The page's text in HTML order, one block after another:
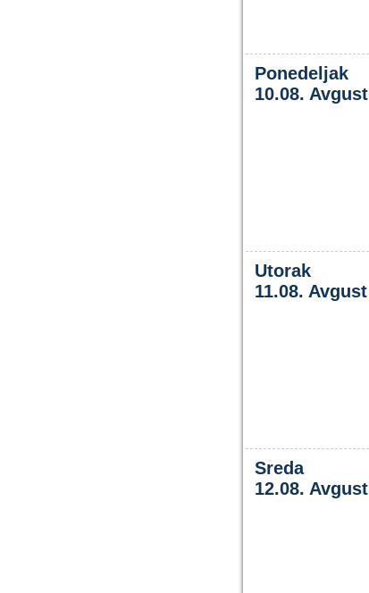
Ponedeljak
10.08. Avgust
Utorak
11.08. Avgust
Sreda
12.08. Avgust